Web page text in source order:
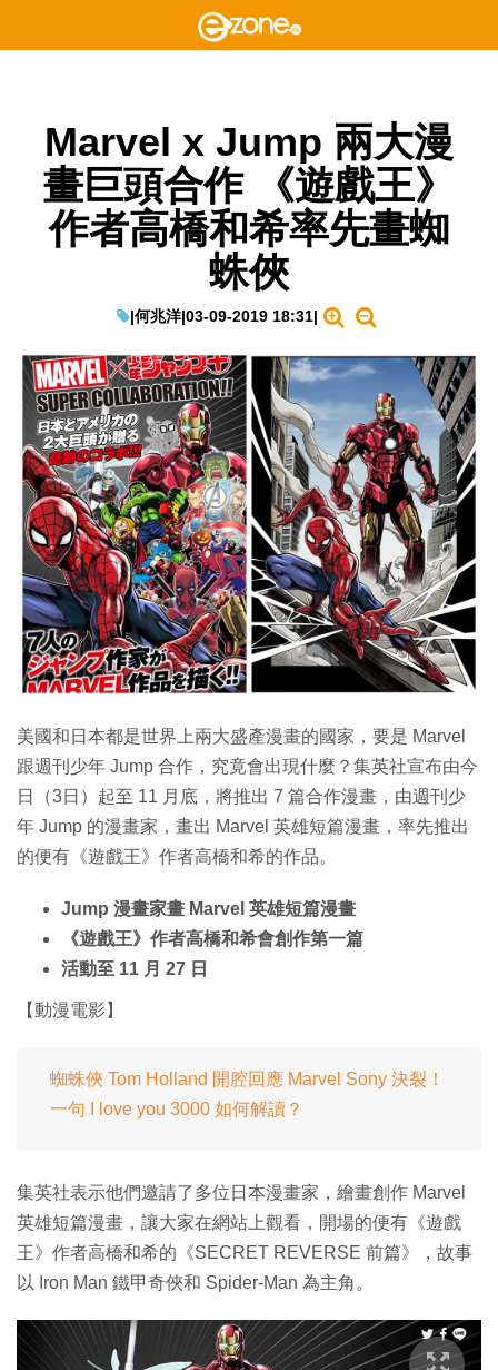
Marvel x Jump 兩大漫
畫巨頭合作 《遊戲王》
作者高橋和希率先畫蜘
蛛俠
|何兆洋|03-09-2019 18:31|
美國和日本都是世界上兩大盛產漫畫的國家，要是 Marvel
跟週刊少年 Jump 合作，究竟會出現什麼？集英社宣布由今
日（3日）起至 11 月底，將推出 7 篇合作漫畫，由週刊少
年 Jump 的漫畫家，畫出 Marvel 英雄短篇漫畫，率先推出
的便有《遊戲王》作者高橋和希的作品。
Jump 漫畫家畫 Marvel 英雄短篇漫畫
《遊戲王》作者高橋和希會創作第一篇
活動至 11 月 27 日
【動漫電影】
蜘蛛俠 Tom Holland 開腔回應 Marvel Sony 決裂！
一句 I love you 3000 如何解讀？
集英社表示他們邀請了多位日本漫畫家，繪畫創作 Marvel
英雄短篇漫畫，讓大家在網站上觀看，開場的便有《遊戲
王》作者高橋和希的《SECRET REVERSE 前篇》，故事
以 Iron Man 鐵甲奇俠和 Spider-Man 為主角。